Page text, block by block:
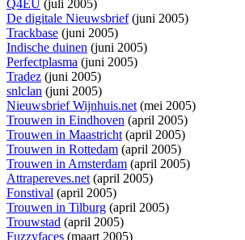
Q4EU (juli 2005)
De digitale Nieuwsbrief(juni 2005)
Trackbase (juni 2005)
Indische duinen (juni 2005)
Perfectplasma (juni 2005)
Tradez (juni 2005)
snlclan (juni 2005)
Nieuwsbrief Wijnhuis.net(mei 2005)
Trouwen in Eindhoven (april 2005)
Trouwen in Maastricht(april 2005)
Trouwen in Rottedam (april 2005)
Trouwen in Amsterdam (april 2005)
Attrapereves.net(april 2005)
Fonstival (april 2005)
Trouwen in Tilburg (april 2005)
Trouwstad (april 2005)
Fuzzyfaces (maart 2005)